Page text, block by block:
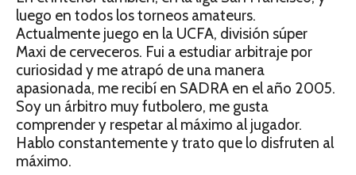
luego en todos los torneos amateurs.
Actualmente juego en la UCFA, división súper
Maxi de cerveceros. Fui a estudiar arbitraje por
curiosidad y me atrapó de una manera
apasionada, me recibí en SADRA en el año 2005.
Soy un árbitro muy futbolero, me gusta
comprender y respetar al máximo al jugador.
Hablo constantemente y trato que lo disfruten al
máximo.